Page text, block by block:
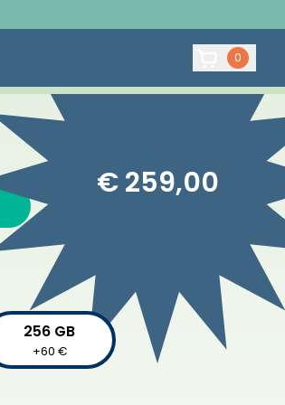
0
€ 259,00
256 GB
+60 €